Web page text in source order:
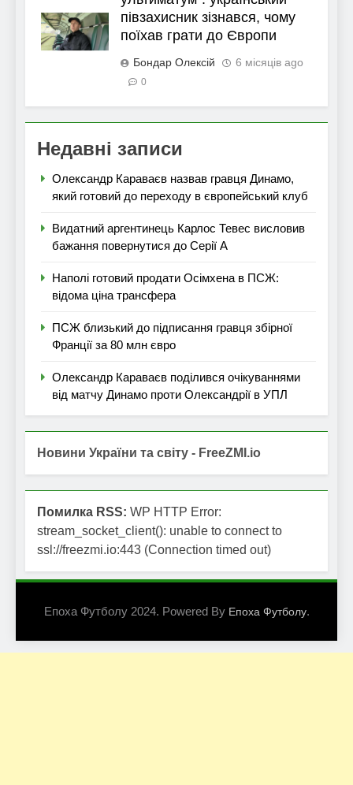
півзахисник зізнався, чому
поїхав грати до Європи
Бондар Олексій 6 місяців ago
0
Недавні записи
Олександр Караваєв назвав гравця Динамо,
який готовий до переходу в європейський клуб
Видатний аргентинець Карлос Тевес висловив
бажання повернутися до Серії А
Наполі готовий продати Осімхена в ПСЖ:
відома ціна трансфера
ПСЖ близький до підписання гравця збірної
Франції за 80 млн євро
Олександр Караваєв поділився очікуваннями
від матчу Динамо проти Олександрії в УПЛ
Новини України та світу - FreeZMI.io
Помилка RSS: WP HTTP Error:
stream_socket_client(): unable to connect to
ssl://freezmi.io:443 (Connection timed out)
Епоха Футболу 2024. Powered By Епоха Футболу.